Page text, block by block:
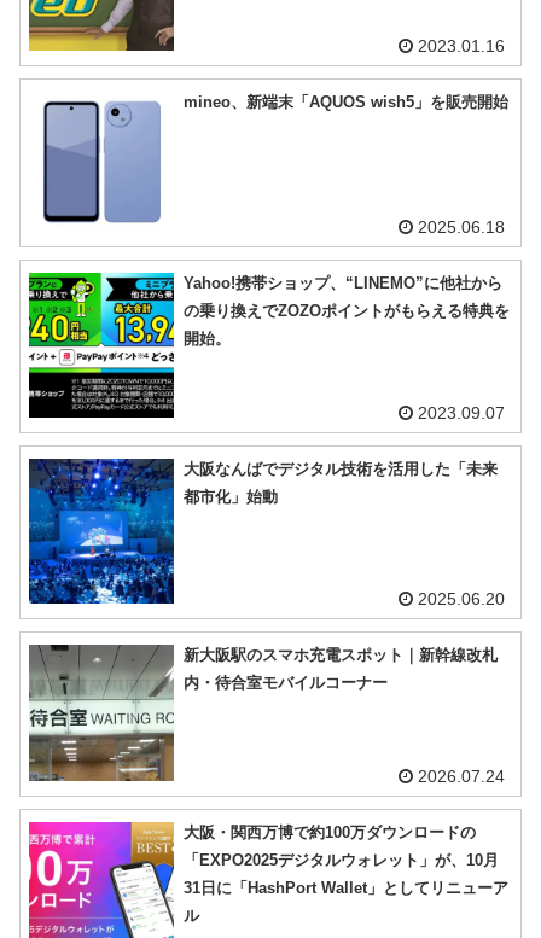
2023.01.16
mineo、新端末「AQUOS wish5」を販売開始
2025.06.18
Yahoo!携帯ショップ、“LINEMO”に他社から
の乗り換えでZOZOポイントがもらえる特典を
開始。
2023.09.07
大阪なんばでデジタル技術を活用した「未来
都市化」始動
2025.06.20
新大阪駅のスマホ充電スポット｜新幹線改札
内・待合室モバイルコーナー
2026.07.24
大阪・関西万博で約100万ダウンロードの
「EXPO2025デジタルウォレット」が、10月
31日に「HashPort Wallet」としてリニューア
ル